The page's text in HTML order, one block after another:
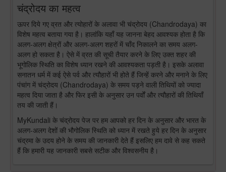
चंद्रोदय का महत्व
ऊपर दिये गए व्रत और त्योहारों के अलावा भी चंद्रोदय (Chandrodaya) का
विशेष महत्व बताया गया है। हालांकि यहाँ यह जानना बेहद आवश्यक होता है कि
अलग-अलग क्षेत्रों और अलग-अलग शहरों में चाँद निकालने का समय अलग-
अलग हो सकता है। ऐसे में व्रत की सूची तैयार करने के लिए उक्त शहर की
भूगोलिक स्थिति का विशेष ध्यान रखने की आवश्यकता पड़ती है। इसके अलावा
सनातन धर्म में कई ऐसे पर्व और त्यौहारों भी होते हैं जिन्हें करने और मनाने के लिए
पंचांग में चंद्रोदय (Chandrodaya) के समय पड़ने वाली तिथियों को ज्यादा
महत्व दिया जाता है और फिर इसी के अनुसार उन पर्वों और त्यौहारों की तिथियाँ
तय की जाती हैं।
MyKundali के चंद्रोदय पेज पर हम आपको हर दिन के अनुसार और भारत के
अलग-अलग देशों की भौगोलिक स्थिति को ध्यान में रखते हुये हर दिन के अनुसार
चंद्रमा के उदय होने के समय की जानकारी देते हैं इसलिए हम दावे से कह सकते
हैं कि हमारी यह जानकारी सबसे सटीक और विश्वसनीय है।